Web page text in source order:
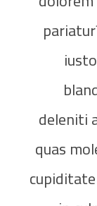
deleniti
quas